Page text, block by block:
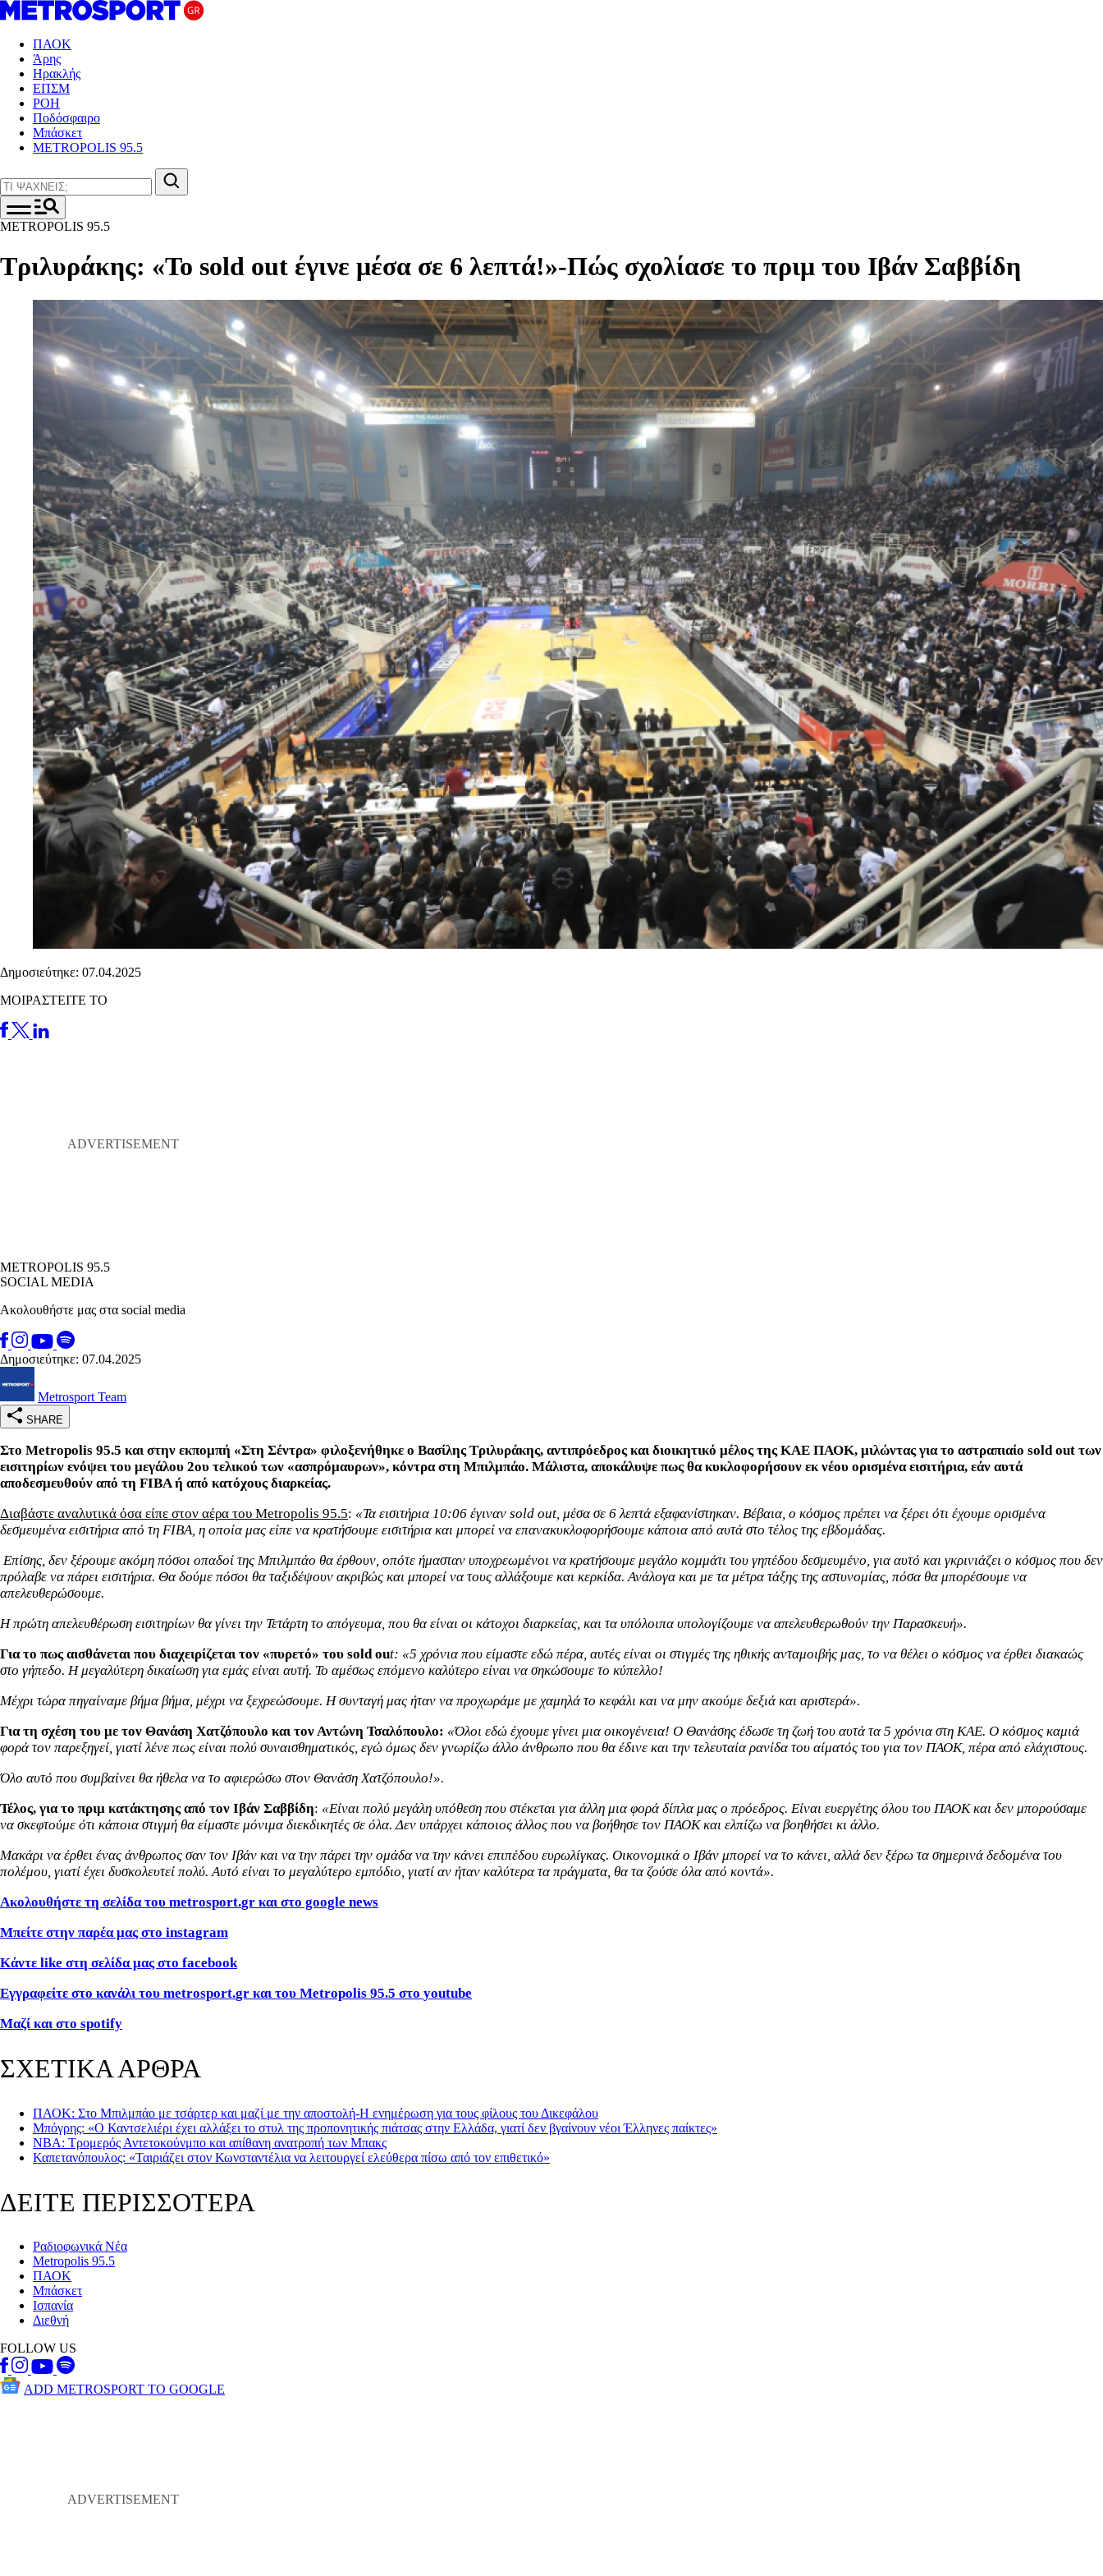
ΠΑΟΚ
Άρης
Ηρακλής
ΕΠΣΜ
ΡΟΗ
Ποδόσφαιρο
Μπάσκετ
METROPOLIS 95.5
METROPOLIS 95.5
Τριλυράκης: «Το sold out έγινε μέσα σε 6 λεπτά!»-Πώς σχολίασε το πριμ του Ιβάν Σαββίδη
Δημοσιεύτηκε: 07.04.2025
ΜΟΙΡΑΣΤΕΙΤΕ ΤΟ
METROPOLIS 95.5
SOCIAL MEDIA
Ακολουθήστε μας στα social media
Δημοσιεύτηκε: 07.04.2025
Metrosport Team
SHARE
Στο Metropolis 95.5 και στην εκπομπή «Στη Σέντρα» φιλοξενήθηκε ο Βασίλης Τριλυράκης, αντιπρόεδρος και διοικητικό μέλοςτης ΚΑΕ ΠΑΟΚ, μιλώνταςγια το αστραπιαίο sold out των
εισιτηρίων ενόψει του μεγάλου 2ου τελικού των «ασπρόμαυρων», κόντρα στη Μπιλμπάο. Μάλιστα, αποκάλυψε πως θα κυκλοφορήσουν εκ νέου ορισμένα εισιτήρια, εάν αυτά
αποδεσμευθούν από τη FIBA ή από κατόχους διαρκείας.
Διαβάστε αναλυτικά όσα είπε στον αέρα του Metropolis 95.5: «Τα εισιτήρια 10:06 έγιναν sold out, μέσα σε 6 λεπτά εξαφανίστηκαν. Βέβαια, ο κόσμος πρέπει να ξέρει ότι έχουμε ορισμένα
δεσμευμένα εισιτήρια από τη FIBA, η οποία μας είπε να κρατήσουμε εισιτήρια και μπορεί να επανακυκλοφορήσουμε κάποια από αυτά στο τέλος της εβδομάδας.
Επίσης, δεν ξέρουμε ακόμη πόσοι οπαδοί της Μπιλμπάο θα έρθουν, οπότε ήμασταν υποχρεωμένοι να κρατήσουμε μεγάλο κομμάτι του γηπέδου δεσμευμένο, για αυτό και γκρινιάζει ο κόσμος που δεν
πρόλαβε να πάρει εισιτήρια. Θα δούμε πόσοι θα ταξιδέψουν ακριβώς και μπορεί να τους αλλάξουμε και κερκίδα. Ανάλογα και με τα μέτρα τάξης της αστυνομίας, πόσα θα μπορέσουμε να
απελευθερώσουμε.
Η πρώτη απελευθέρωση εισιτηρίων θα γίνει την Τετάρτη το απόγευμα, που θα είναι οι κάτοχοι διαρκείας, και τα υπόλοιπα υπολογίζουμε να απελευθερωθούν την Παρασκευή».
Για το πως αισθάνεται που διαχειρίζεται τον «πυρετό» του sold out: «5 χρόνια που είμαστε εδώ πέρα, αυτές είναι οι στιγμές της ηθικής ανταμοιβής μας, το να θέλει ο κόσμος να έρθει διακαώς
στο γήπεδο. Η μεγαλύτερη δικαίωση για εμάς είναι αυτή. Το αμέσως επόμενο καλύτερο είναι να σηκώσουμε το κύπελλο!
Μέχρι τώρα πηγαίναμε βήμα βήμα, μέχρι να ξεχρεώσουμε. Η συνταγή μας ήταν να προχωράμε με χαμηλά το κεφάλι και να μην ακούμε δεξιά και αριστερά».
Για τη σχέση του με τον Θανάση Χατζόπουλο και τον Αντώνη Τσαλόπουλο: «Όλοι εδώ έχουμε γίνει μια οικογένεια! Ο Θανάσης έδωσε τη ζωή του αυτά τα 5 χρόνια στη ΚΑΕ. Ο κόσμος καμιά
φορά τον παρεξηγεί, γιατί λένε πως είναι πολύ συναισθηματικός, εγώ όμως δεν γνωρίζω άλλο άνθρωπο που θα έδινε και την τελευταία ρανίδα του αίματός του για τον ΠΑΟΚ, πέρα από ελάχιστους.
Όλο αυτό που συμβαίνει θα ήθελα να το αφιερώσω στον Θανάση Χατζόπουλο!».
Τέλος, για το πριμ κατάκτησης από τον Ιβάν Σαββίδη: «Είναι πολύ μεγάλη υπόθεση που στέκεται για άλλη μια φορά δίπλα μας ο πρόεδρος. Είναι ευεργέτης όλου του ΠΑΟΚ και δεν μπορούσαμε
να σκεφτούμε ότι κάποια στιγμή θα είμαστε μόνιμα διεκδικητές σε όλα. Δεν υπάρχει κάποιος άλλος που να βοήθησε τον ΠΑΟΚ και ελπίζω να βοηθήσει κι άλλο.
Μακάρι να έρθει ένας άνθρωπος σαν τον Ιβάν και να την πάρει την ομάδα να την κάνει επιπέδου ευρωλίγκας. Οικονομικά ο Ιβάν μπορεί να το κάνει, αλλά δεν ξέρω τα σημερινά δεδομένα του
πολέμου, γιατί έχει δυσκολευτεί πολύ. Αυτό είναι το μεγαλύτερο εμπόδιο, γιατί αν ήταν καλύτερα τα πράγματα, θα τα ζούσε όλα από κοντά».
Ακολουθήστε τη σελίδα του metrosport.gr και στο google news
Μπείτε στην παρέα μας στο instagram
Κάντε like στη σελίδα μας στο facebook
Εγγραφείτε στο κανάλι του metrosport.gr και του Metropolis 95.5 στο youtube
Μαζί και στο spotify
ΣΧΕΤΙΚΑ ΑΡΘΡΑ
ΠΑΟΚ: Στο Μπιλμπάο με τσάρτερ και μαζί με την αποστολή-Η ενημέρωση για τους φίλους του Δικεφάλου
Μπόγρης: «Ο Καντσελιέρι έχει αλλάξει το στυλ της προπονητικής πιάτσας στην Ελλάδα, γιατί δεν βγαίνουν νέοι Έλληνες παίκτες»
ΝΒΑ: Τρομερός Αντετοκούνμπο και απίθανη ανατροπή των Μπακς
Καπετανόπουλος : «Ταιριάζει στον Κωνσταντέλια να λειτουργεί ελεύθερα πίσω από τον επιθετικό»
ΔΕΙΤΕ ΠΕΡΙΣΣΟΤΕΡΑ
Ραδιοφωνικά Νέα
Metropolis 95.5
ΠΑΟΚ
Μπάσκετ
Ισπανία
Διεθνή
FOLLOW US
ADD METROSPORT TO GOOGLE